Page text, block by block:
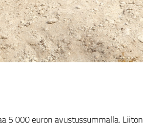
5 000 euron avustussummalla. Liiton